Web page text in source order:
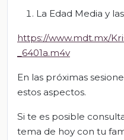
La Edad Media y
https://www.mdt.mx/
_6401a.m4v
En las próximas
estos aspectos.
Si te es posible
tema de hoy con tu